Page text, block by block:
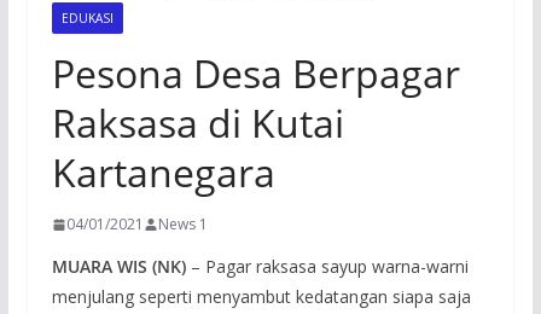
EDUKASI
Pesona Desa Berpagar
Raksasa di Kutai
Kartanegara
04/01/2021 News 1
MUARA WIS (NK)– Pagar raksasa sayup warna-warni
menjulang seperti menyambut kedatangan siapa saja